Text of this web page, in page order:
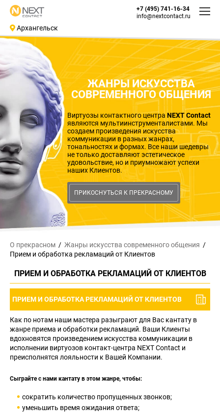
ЖАНРЫ ИСКУССТВА
СОВРЕМЕННОГО ОБЩЕНИЯ
Виртуозы контактного центра NEXT Contact
являются мультиинструменталистами. Мы
создаем произведения искусства
коммуникации в разных жанрах,
тональностях и формах. Все наши шедевры
не только доставляют эстетическое
удовольствие, но и приумножают успехи
наших Клиентов.
ПРИКОСНУТЬСЯ К ПРЕКРАСНОМУ
+7 (495) 741-16-34
info@nextcontact.ru
Архангельск
О прекрасном Жанры искусства современного общения
Прием и обработка рекламаций от Клиентов
ПРИЕМ И ОБРАБОТКА РЕКЛАМАЦИЙ ОТ КЛИЕНТОВ
ПРИЕМ И ОБРАБОТКА РЕКЛАМАЦИЙ ОТ КЛИЕНТОВ
Как по нотам наши мастера разыграют для Вас кантату в
жанре приема и обработки рекламаций. Ваши Клиенты
вдохновятся произведением искусства коммуникации в
исполнении виртуозов контакт-центра NEXT Contact и
преисполнятся лояльности к Вашей Компании.
Сыграйте с нами кантату в этом жанре, чтобы:
сократить количество пропущенных звонков;
уменьшить время ожидания ответа;